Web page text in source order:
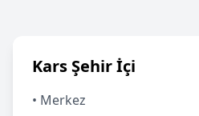
Kars Şehir İçi
• Merkez